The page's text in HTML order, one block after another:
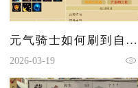
元气骑士如何刷到自己想要的因子
2026-03-19